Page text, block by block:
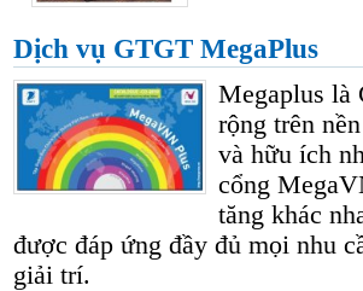
Dịch vụ GTGT MegaPlus
Megaplus là
rộng trên
và hữu ích
cổng
tăng khác
được đáp ứng đầy đủ mọi nhu
giải trí.